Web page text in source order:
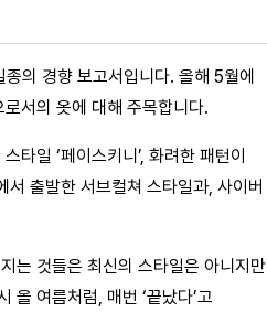
의 경향 보고서입니다. 올해 5월에
서의 옷에 대해 주목합니다.
타일 ‘페이스키니’, 화려한 패턴이
서 출발한 서브컬쳐 스타일과, 사이버
는 것들은 최신의 스타일은 아니지만
올 여름처럼, 매번 ‘끝났다’고